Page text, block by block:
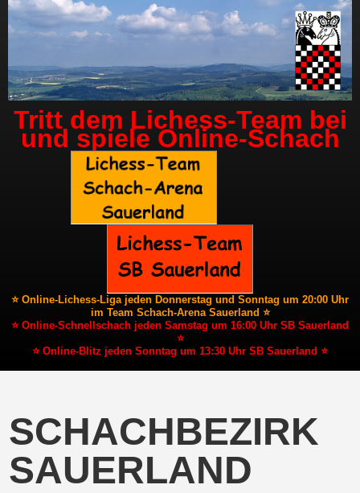
Tritt dem Lichess-Team bei
und spiele Online-Schach
⭐ Online-Lichess-Liga jeden Donnerstag und Sonntag um 20:00 Uhr
im Team Schach-Arena Sauerland ⭐
⭐ Online-Schnellschach jeden Samstag um 16:00 Uhr SB Sauerland
⭐
⭐ Online-Blitz jeden Sonntag um 13:30 Uhr SB Sauerland ⭐
SCHACHBEZIRK
SAUERLAND